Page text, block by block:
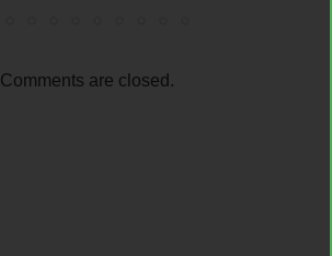
Comments are closed.